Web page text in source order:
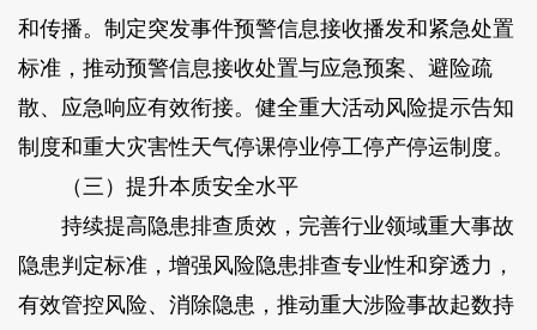
和传播。制定突发事件预警信息接收播发和紧急处置
标准，推动预警信息接收处置与应急预案、避险疏
散、应急响应有效衔接。健全重大活动风险提示告知
制度和重大灾害性天气停课停业停工停产停运制度。
（三）提升本质安全水平
持续提高隐患排查质效，完善行业领域重大事故
隐患判定标准，增强风险隐患排查专业性和穿透力，
有效管控风险、消除隐患，推动重大涉险事故起数持